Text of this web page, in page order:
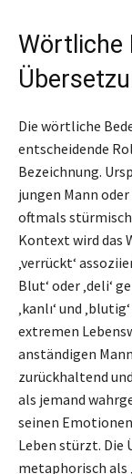
Wörtliche
Die wörtliche
entscheidende
Bezeichnung.
jungen Mann
oftmals
Kontext wird das
‚verrückt‘
Blut‘ oder ‚deli‘
‚kanlı‘ und
extremen
anständigen
zurückhaltend
als jemand
seinen
Leben stürzt. Die
metaphorisch